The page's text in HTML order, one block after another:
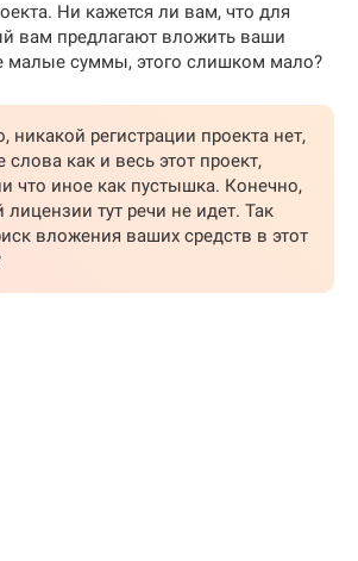
Ни кажется ли вам, что для
вам предлагают вложить ваши
малые суммы, этого слишком мало?
никакой регистрации проекта нет,
слова как и весь этот проект,
что иное как пустышка. Конечно,
лицензии тут речи не идет. Так
вложения ваших средств в этот